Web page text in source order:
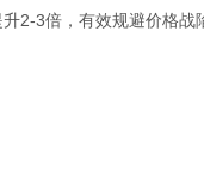
2-3倍，有效规避价格战